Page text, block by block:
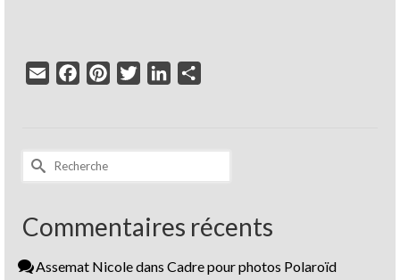
Email FacebookPinterestTwitterLinkedIn
Rechercher :
Commentaires récents
Assemat Nicoledans Cadre pour photos Polaroïd